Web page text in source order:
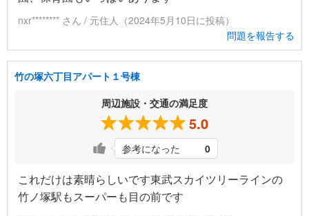
nxr******** さん / 元住人（2024年5月10日に投稿）
問題を報告する
竹の塚六丁目アパート１号棟
周辺施設・交通の満足度
5.0
参考になった 0
これだけは素晴らしいです東武スカイツリーラインの
竹ノ塚駅もスーパーも目の前です